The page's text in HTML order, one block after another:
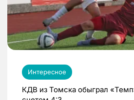
Интересное
КДВ из Томска обыграл